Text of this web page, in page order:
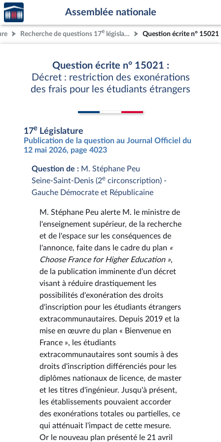
Aller au contenu
Aller en bas de la page
Accèder
à la
page
d'accueil
Assemblée nationale
Recherche de questions 17e législature Question écrite n° 15021
Question écrite n° 15021 :
Décret : restriction des exonérations
des frais pour les étudiants étrangers
17e Législature
Publication de la question au Journal Officiel du
12 mai 2026, page 4023
Question de : M. Stéphane Peu
Seine-Saint-Denis (2e circonscription) -
Gauche Démocrate et Républicaine
M. Stéphane Peu alerte M. le ministre de
l'enseignement supérieur, de la recherche
et de l'espace sur les conséquences de
l'annonce, faite dans le cadre du plan «
Choose France for Higher Education »,
de la publication imminente d'un décret
visant à réduire drastiquement les
possibilités d'exonération des droits
d'inscription pour les étudiants étrangers
extracommunautaires. Depuis 2019 et la
mise en œuvre du plan « Bienvenue en
France », les étudiants
extracommunautaires sont soumis à des
droits d'inscription différenciés pour les
diplômes nationaux de licence, de master
et les titres d'ingénieur. Jusqu'à présent,
les établissements pouvaient accorder
des exonérations totales ou partielles, ce
qui atténuait l'impact de cette mesure.
Or le nouveau plan présenté le 21 avril